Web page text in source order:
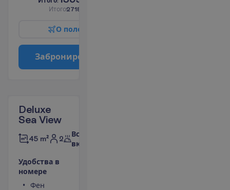
Итого2718.00
О поле
Заброниро
Deluxe
Sea View
45 m² 2
Все
включено
Удобства в
номере
Фен